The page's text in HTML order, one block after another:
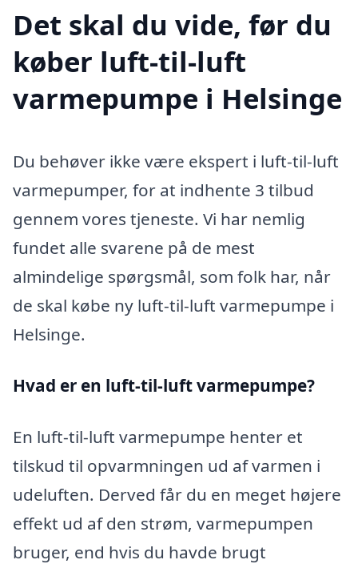
Det skal du vide, før du
køber luft-til-luft
varmepumpe i Helsinge
Du behøver ikke være ekspert i luft-til-luft
varmepumper, for at indhente 3 tilbud
gennem vores tjeneste. Vi har nemlig
fundet alle svarene på de mest
almindelige spørgsmål, som folk har, når
de skal købe ny luft-til-luft varmepumpe i
Helsinge.
Hvad er en luft-til-luft varmepumpe?
En luft-til-luft varmepumpe henter et
tilskud til opvarmningen ud af varmen i
udeluften. Derved får du en meget højere
effekt ud af den strøm, varmepumpen
bruger, end hvis du havde brugt